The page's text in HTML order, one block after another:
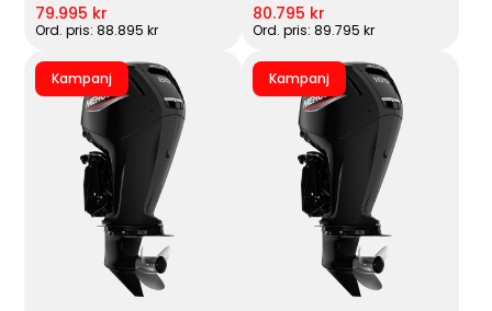
79.995 kr
Ord. pris: 88.895 kr
80.795 kr
Ord. pris: 89.795 kr
Kampanj Kampanj